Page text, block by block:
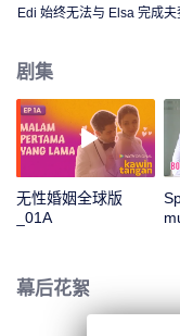
Edi 始终无法与 Elsa 完成
剧集
无性婚姻全球版
_01A
幕后花絮